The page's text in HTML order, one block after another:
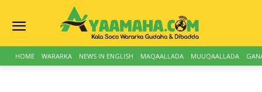
HOME WARARKA NEWS IN ENGLISH MAQAALLADA MUUQAALLADA